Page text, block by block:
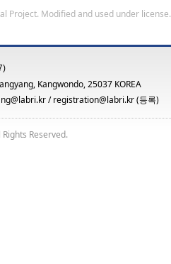
Project. Modified and used under license.
Kangwondo, 25037 KOREA
/registration@labri.kr(등록)
Reserved.